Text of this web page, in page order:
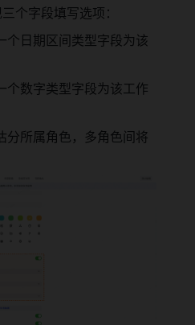
个字段填写选项：
个日期区间类型字段为该
个数字类型字段为该工作
分所属角色，多角色间将